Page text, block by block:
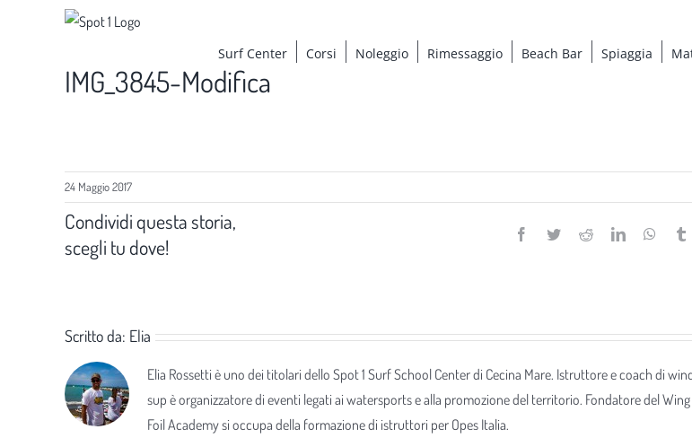
Surf Center Corsi Noleggio Rimessaggio Beach Bar Spiaggia
IMG_3845-Modifica
24 Maggio 2017
Condividi questa storia,
scegli tu dove!
Facebook
TwitterRedditLinkedIn
Scritto da: Elia
Elia Rossetti è uno dei titolari dello Spot 1 Surf School Center di Cecina Mare. Istruttore e coach di
sup è organizzatore di eventi legati ai watersports e alla promozione del territorio. Fondatore del Wing
Foil Academy si occupa della formazione di istruttori per Opes Italia.